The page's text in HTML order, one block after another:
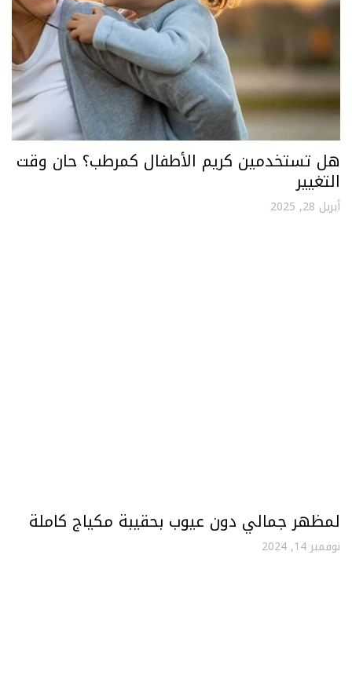
هل تستخدمين كريم الأطفال كمرطب؟ حان وقت
التغيير
أبريل 28, 2025
لمظهر جمالي دون عيوب بحقيبة مكياج كاملة
نوفمبر 14, 2024